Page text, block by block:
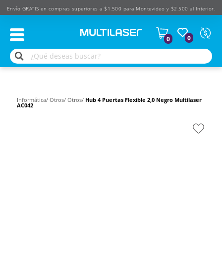
Envío GRATIS en compras superiores a $1.500 para Montevideo y $2.500 al Interior.
Según
$
0
0
Informática/ Otros/ Otros/ Hub 4 Puertas Flexible 2,0 Negro Multilaser
AC042